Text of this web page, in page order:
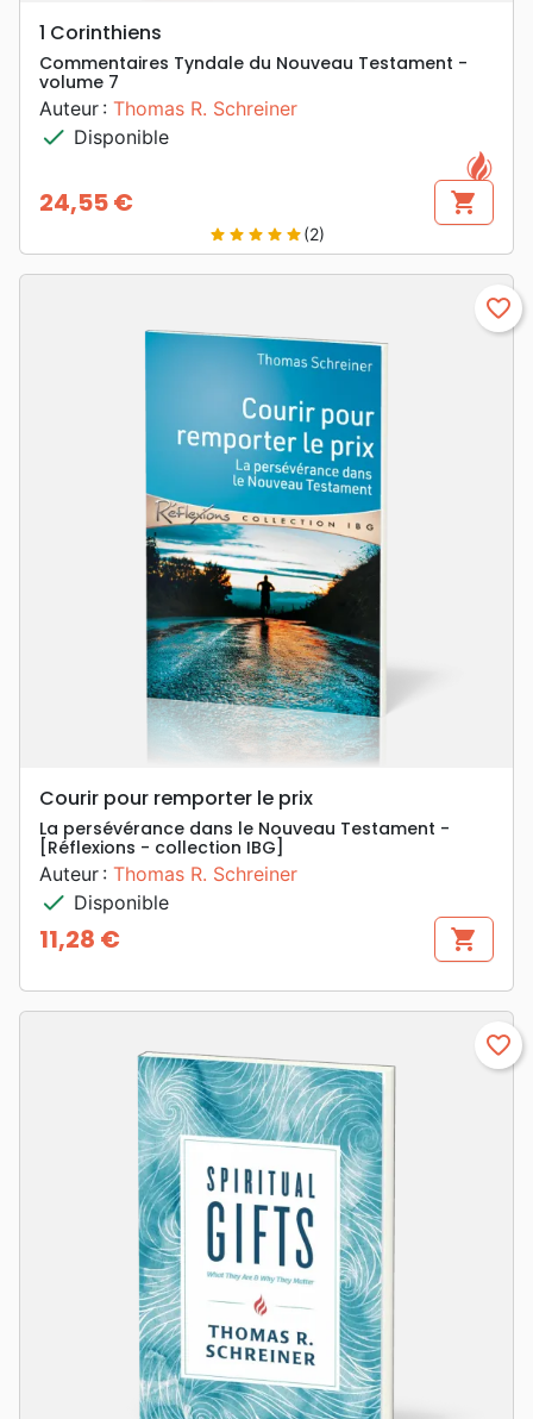
1 Corinthiens
Commentaires Tyndale du Nouveau Testament -
volume 7
Auteur : Thomas R. Schreiner
check Disponible
Prix
24,55 € shopping_cart
star star star star star(2)
favorite_border
Courir pour remporter le prix
La persévérance dans le Nouveau Testament -
[Réflexions - collection IBG]
Auteur : Thomas R. Schreiner
check Disponible
Prix
11,28 € shopping_cart
favorite_border